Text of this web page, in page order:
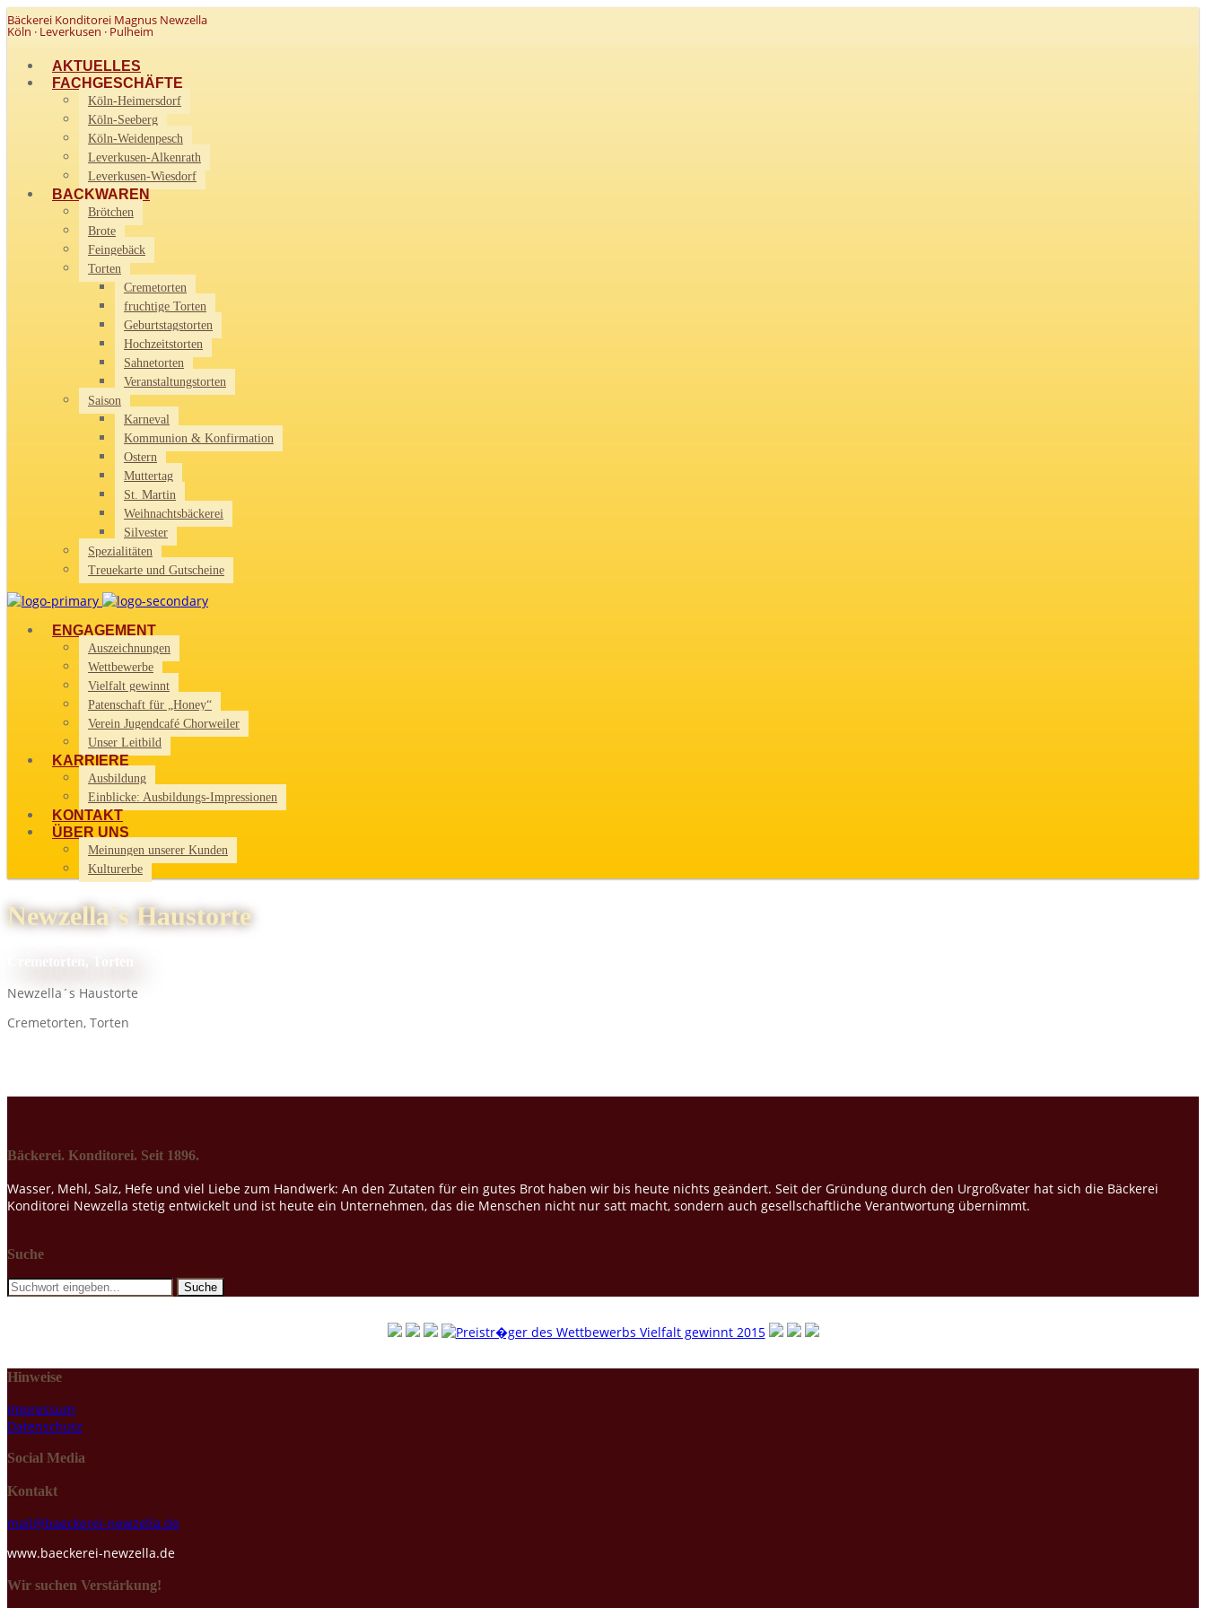
Bäckerei Konditorei Magnus Newzella
Köln · Leverkusen · Pulheim
AKTUELLES
FACHGESCHÄFTE
Köln-Heimersdorf
Köln-Seeberg
Köln-Weidenpesch
Leverkusen-Alkenrath
Leverkusen-Wiesdorf
BACKWAREN
Brötchen
Brote
Feingebäck
Torten
Cremetorten
fruchtige Torten
Geburtstagstorten
Hochzeitstorten
Sahnetorten
Veranstaltungstorten
Saison
Karneval
Kommunion & Konfirmation
Ostern
Muttertag
St. Martin
Weihnachtsbäckerei
Silvester
Spezialitäten
Treuekarte und Gutscheine
ENGAGEMENT
Auszeichnungen
Wettbewerbe
Vielfalt gewinnt
Patenschaft für „Honey“
Verein Jugendcafé Chorweiler
Unser Leitbild
KARRIERE
Ausbildung
Einblicke: Ausbildungs-Impressionen
KONTAKT
ÜBER UNS
Meinungen unserer Kunden
Kulturerbe
Newzella´s Haustorte
Newzella´s Haustorte
Cremetorten, Torten
Bäckerei. Konditorei. Seit 1896.
Wasser, Mehl, Salz, Hefe und viel Liebe zum Handwerk: An den Zutaten für ein gutes Brot haben wir bis heute nichts geändert. Seit der Gründung durch den Urgroßvater hat sich die Bäckerei
Konditorei Newzella stetig entwickelt und ist heute ein Unternehmen, das die Menschen nicht nur satt macht, sondern auch gesellschaftliche Verantwortung übernimmt.
Suche
Hinweise
Impressum
Datenschutz
Social Media
Kontakt
mail@baeckerei-newzella.de
www.baeckerei-newzella.de
Wir suchen Verstärkung!